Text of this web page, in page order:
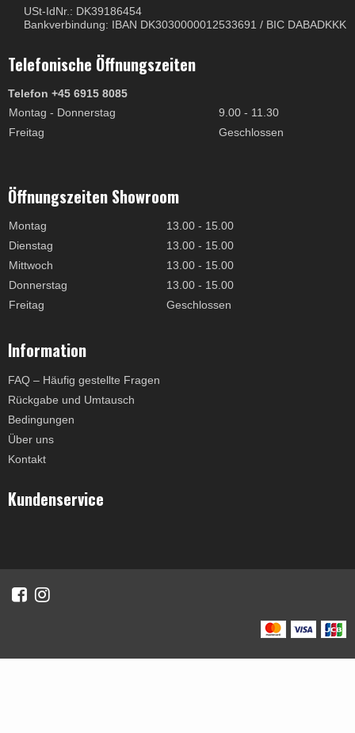
USt-IdNr.: DK39186454
Bankverbindung: IBAN DK3030000012533691 / BIC DABADKKK
Telefonische Öffnungszeiten
Telefon +45 6915 8085
Montag - Donnerstag
9.00 - 11.30
Freitag
Geschlossen
Öffnungszeiten Showroom
Montag
13.00 - 15.00
Dienstag
13.00 - 15.00
Mittwoch
13.00 - 15.00
Donnerstag
13.00 - 15.00
Freitag
Geschlossen
Information
FAQ – Häufig gestellte Fragen
Rückgabe und Umtausch
Bedingungen
Über uns
Kontakt
Kundenservice